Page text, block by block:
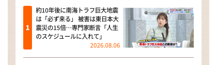
約10年後に南海トラフ巨大地震
は「必ず来る」 被害は東日本大
震災の15倍…専門家断言「人生
のスケジュールに入れて」
2026.08.06